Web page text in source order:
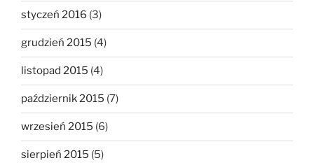
styczeń 2016 (3)
grudzień 2015 (4)
listopad 2015 (4)
październik 2015 (7)
wrzesień 2015 (6)
sierpień 2015 (5)